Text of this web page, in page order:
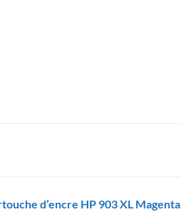
d’encre HP 903 XL Magenta